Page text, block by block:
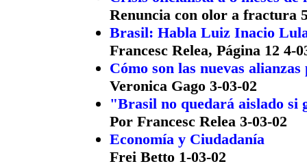
Renuncia con olor a fractura
Brasil: Habla Luiz Inacio
Francesc Relea, Página 12 4-
Cómo son las nuevas
Veronica Gago 3-03-02
"Brasil no quedará aislado si
Por Francesc Relea 3-03-02
Economía y Ciudadanía
Frei Betto 1-03-02